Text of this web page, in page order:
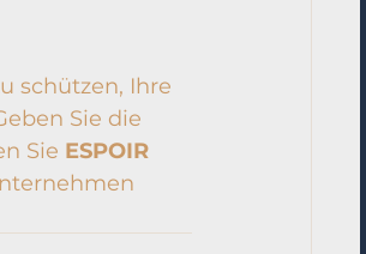
schützen, Ihre
Sie die
Sie ESPOIR